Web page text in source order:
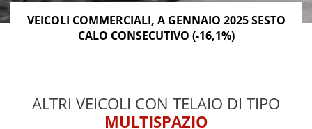
VEICOLI COMMERCIALI, A GENNAIO 2025 SESTO
CALO CONSECUTIVO (-16,1%)
ALTRI VEICOLI CON TELAIO DI TIPO
MULTISPAZIO